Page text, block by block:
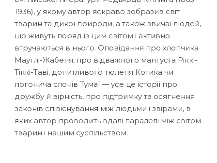
1936), у якому автор яскраво зобразив світ
тварин та дикої природи, а також звичаї людей,
що живуть поряд із цим світом і активно
втручаються в нього. Оповідання про хлопчика
Мауглі-Жабеня, про відважного мангуста Ріккі-
Тіккі-Таві, допитливого тюленя Котика чи
погонича слонів Тумаї — усе це історії про
дружбу й вірність, про підтримку та осягнення
законів співіснування між людьми і звірами, в
яких автор проводить вдалі паралелі між світом
тварин і нашим суспільством.